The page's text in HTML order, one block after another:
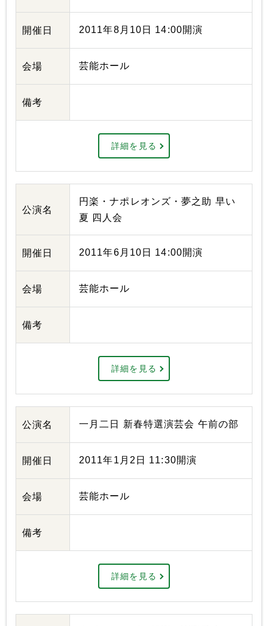
開催日 2011年8月10日 14:00開演
会場 芸能ホール
備考
詳細を見る
公演名
円楽・ナポレオンズ・夢之助 早い
夏 四人会
開催日 2011年6月10日 14:00開演
会場 芸能ホール
備考
詳細を見る
公演名 一月二日 新春特選演芸会 午前の部
開催日 2011年1月2日 11:30開演
会場 芸能ホール
備考
詳細を見る